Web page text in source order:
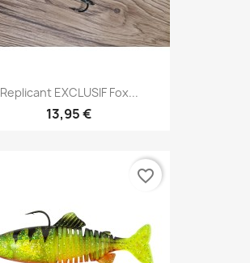
Replicant EXCLUSIF Fox...
13,95 €
favorite_border